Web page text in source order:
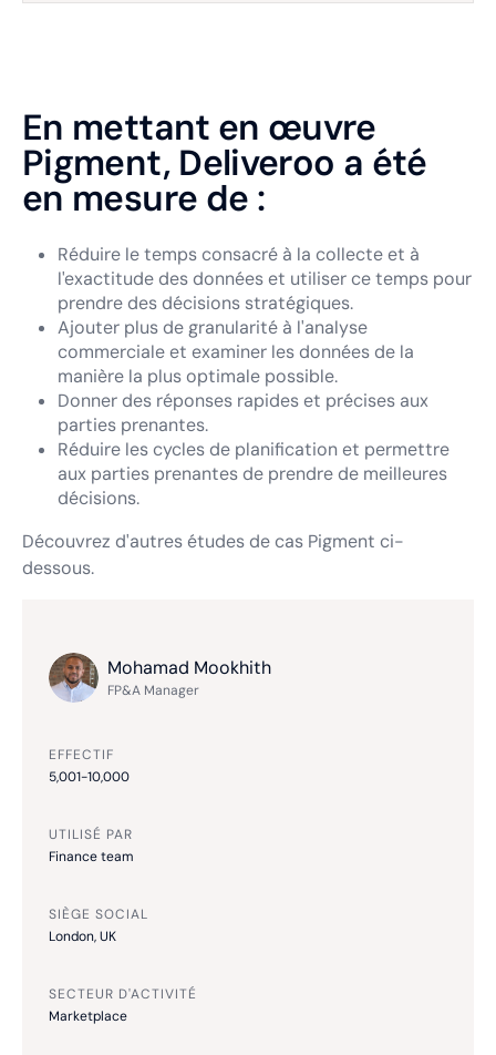
Mohamad Mookhith
FP&A Manager
EFFECTIF
5,001-10,000
UTILISÉ PAR
Finance team
SIÈGE SOCIAL
London, UK
SECTEUR D'ACTIVITÉ
Marketplace
En mettant en œuvre
Pigment, Deliveroo a été
en mesure de :
Réduire le temps consacré à la collecte et à
l'exactitude des données et utiliser ce temps pour
prendre des décisions stratégiques.
Ajouter plus de granularité à l'analyse
commerciale et examiner les données de la
manière la plus optimale possible.
Donner des réponses rapides et précises aux
parties prenantes.
Réduire les cycles de planification et permettre
aux parties prenantes de prendre de meilleures
décisions.
Découvrez d'autres études de cas Pigment ci-
dessous.